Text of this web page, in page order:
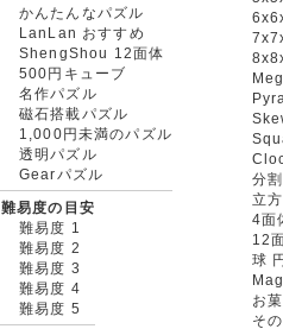
かんたんなパズル
LanLan おすすめ
ShengShou 12面体
500円キューブ
名作パズル
磁石搭載パズル
1,000円未満のパズル
透明パズル
Gearパズル
難易度の目安
難易度 1
難易度 2
難易度 3
難易度 4
難易度 5
分
立
4面
12
球
お
そ